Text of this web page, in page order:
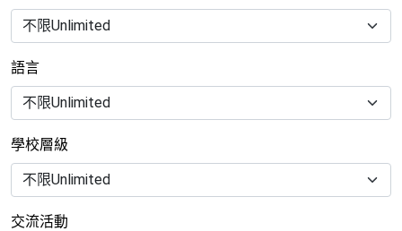
語言
學校層級
交流活動